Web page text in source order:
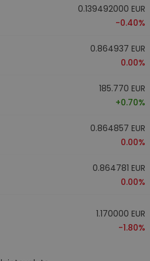
0.139492000 EUR
-0.40%
0.864937 EUR
0.00%
185.770 EUR
+0.70%
0.864857 EUR
0.00%
0.864781 EUR
0.00%
1.170000 EUR
-1.80%